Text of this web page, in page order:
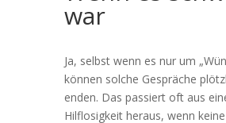
war
Ja, selbst wenn es nur um
können solche Gespräche
enden. Das passiert oft aus
Hilflosigkeit heraus, wenn